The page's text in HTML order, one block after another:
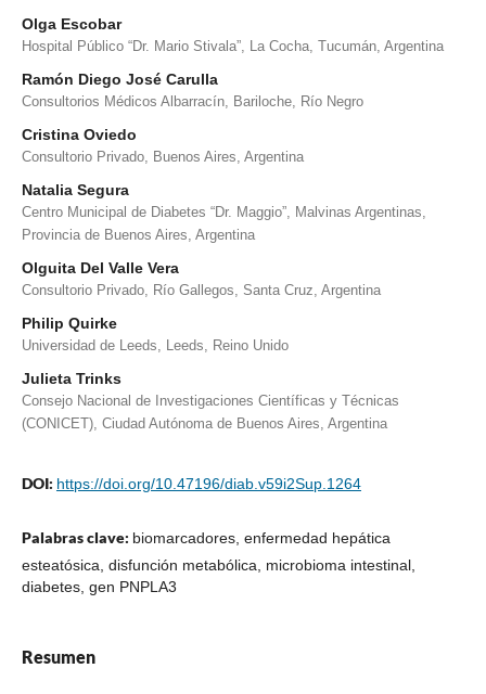
Olga Escobar
Hospital Público “Dr. Mario Stivala”, La Cocha, Tucumán, Argentina
Ramón Diego José Carulla
Consultorios Médicos Albarracín, Bariloche, Río Negro
Cristina Oviedo
Consultorio Privado, Buenos Aires, Argentina
Natalia Segura
Centro Municipal de Diabetes “Dr. Maggio”, Malvinas Argentinas,
Provincia de Buenos Aires, Argentina
Olguita Del Valle Vera
Consultorio Privado, Río Gallegos, Santa Cruz, Argentina
Philip Quirke
Universidad de Leeds, Leeds, Reino Unido
Julieta Trinks
Consejo Nacional de Investigaciones Científicas y Técnicas
(CONICET), Ciudad Autónoma de Buenos Aires, Argentina
DOI: https://doi.org/10.47196/diab.v59i2Sup.1264
Palabras clave: biomarcadores, enfermedad hepática
esteatósica, disfunción metabólica, microbioma intestinal,
diabetes, gen PNPLA3
Resumen